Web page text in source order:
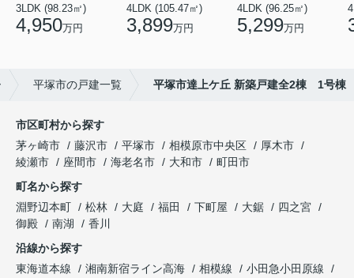
3LDK (98.23㎡)
4,950万円
4LDK (105.47㎡)
3,899万円
4LDK (96.25㎡)
5,299万円
平塚市の戸建一覧 平塚市達上ケ丘 新築戸建全2棟 1号棟
市区町村から探す
茅ヶ崎市
藤沢市 平塚市 相模原市中央区
厚木市
綾瀬市
座間市 海老名市 大和市
町田市
町名から探す
淵野辺本町
松林 大庭 福田 下町屋 大鋸
四之宮
御殿
南湖
香川
沿線から探す
東海道本線
湘南新宿ライン高海 相模線
小田急小田原線